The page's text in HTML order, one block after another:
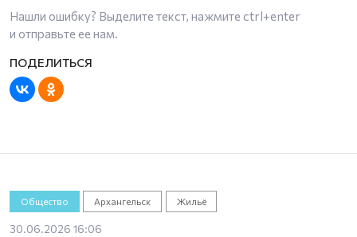
Нашли ошибку? Выделите текст, нажмите ctrl+enter
и отправьте ее нам.
Общество Архангельск Жильё
30.06.2026 16:06